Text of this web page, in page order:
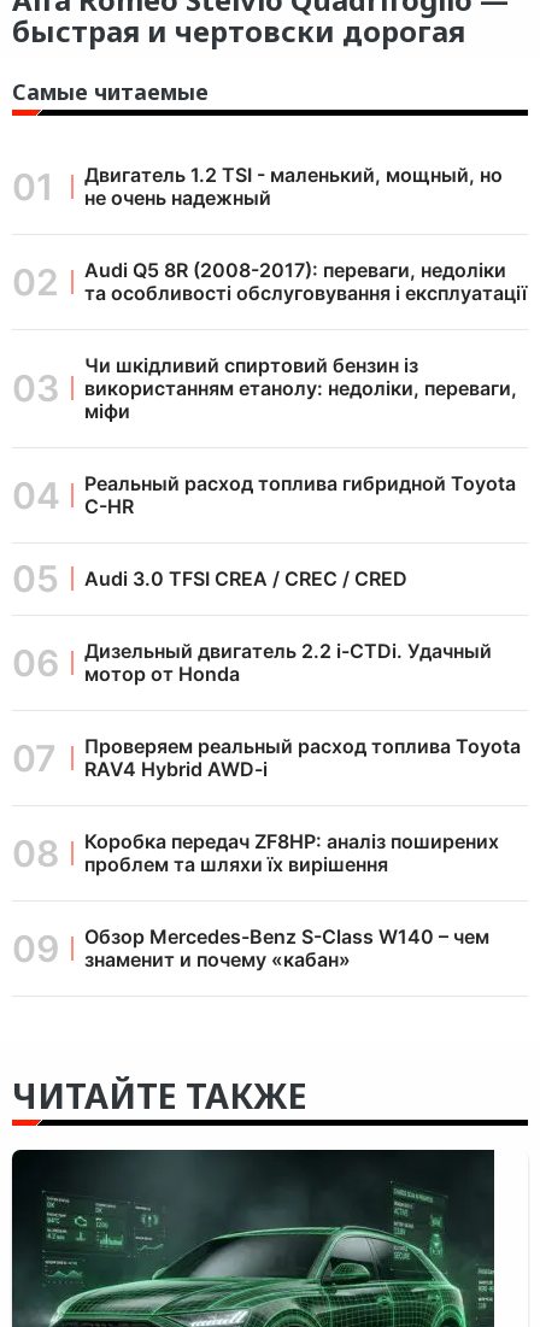
быстрая и чертовски дорогая
Самые читаемые
Двигатель 1.2 TSI - маленький, мощный, но
не очень надежный
Audi Q5 8R (2008-2017): переваги, недоліки
та особливості обслуговування і експлуатації
Чи шкідливий спиртовий бензин із
використанням етанолу: недоліки, переваги,
міфи
Реальный расход топлива гибридной Toyota
C-HR
Audi 3.0 TFSI CREA / CREC / CRED
Дизельный двигатель 2.2 i-CTDi. Удачный
мотор от Honda
Проверяем реальный расход топлива Toyota
RAV4 Hybrid AWD-i
Коробка передач ZF8HP: аналіз поширених
проблем та шляхи їх вирішення
Обзор Mercedes-Benz S-Class W140 – чем
знаменит и почему «кабан»
ЧИТАЙТЕ ТАКЖЕ